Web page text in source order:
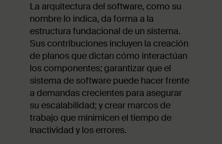
La arquitectura del software, como su
nombre lo indica, da forma a la
estructura fundacional de un sistema.
Sus contribuciones incluyen la creación
de planos que dictan cómo interactúan
los componentes; garantizar que el
sistema de software puede hacer frente
a demandas crecientes para asegurar
su escalabilidad; y crear marcos de
trabajo que minimicen el tiempo de
inactividad y los errores.